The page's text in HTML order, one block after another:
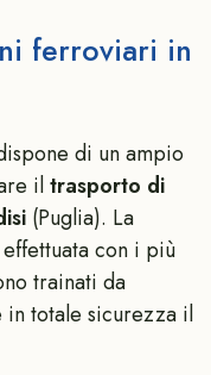
ferroviari in
di un ampio
iltrasporto di
(Puglia). La
con i più
trainati da
totale sicurezza il